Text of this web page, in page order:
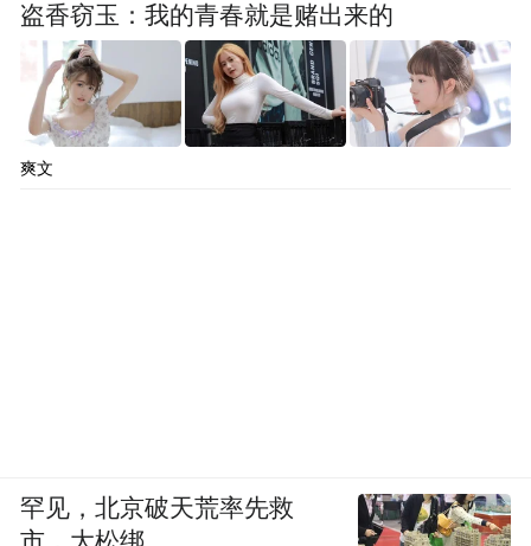
盗香窃玉：我的青春就是赌出来的
爽文
罕见，北京破天荒率先救